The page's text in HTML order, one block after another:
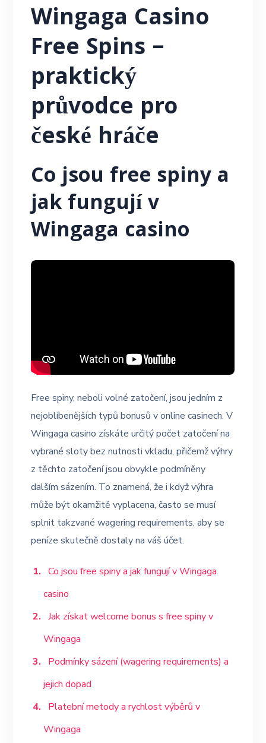
Wingaga Casino
Free Spins –
praktický
průvodce pro
české hráče
Co jsou free spiny a
jak fungují v
Wingaga casino
Free spiny, neboli volné zatočení, jsou jedním z
nejoblíbenějších typů bonusů v online casinech. V
Wingaga casino získáte určitý počet zatočení na
vybrané sloty bez nutnosti vkladu, přičemž výhry
z těchto zatočení jsou obvykle podmíněny
dalším sázením. To znamená, že i když výhra
může být okamžitě vyplacena, často se musí
splnit takzvané wagering requirements, aby se
peníze skutečně dostaly na váš účet.
Co jsou free spiny a jak fungují v Wingaga
casino
Jak získat welcome bonus s free spiny v
Wingaga
Podmínky sázení (wagering requirements) a
jejich dopad
Platební metody a rychlost výběrů v
Wingaga